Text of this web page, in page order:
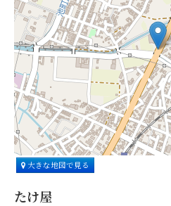
大きな地図で見る
たけ屋